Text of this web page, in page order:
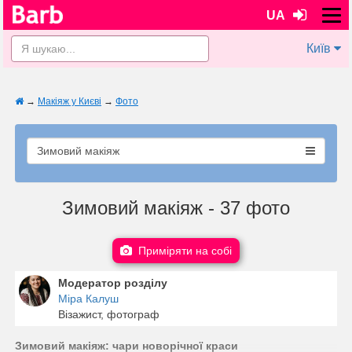
UA
Київ
→ Макіяж у Києві → Фото
Зимовий макіяж
Зимовий макіяж - 37 фото
Приміряти на собі
Модератор розділу
Міра Калуш
Візажист, фотограф
Зимовий макіяж: чари новорічної краси